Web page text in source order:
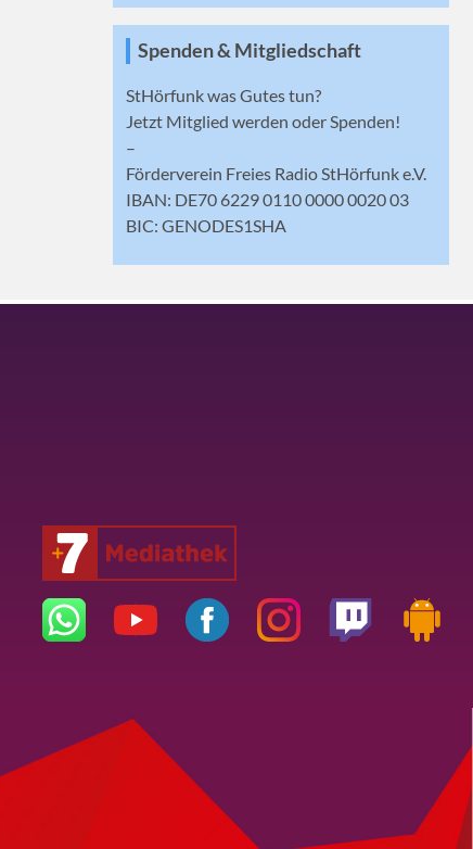
Spenden & Mitgliedschaft
StHörfunk was Gutes tun?
Jetzt Mitglied werden oder Spenden!
–
Förderverein Freies Radio StHörfunk e.V.
IBAN: DE70 6229 0110 0000 0020 03
BIC: GENODES1SHA